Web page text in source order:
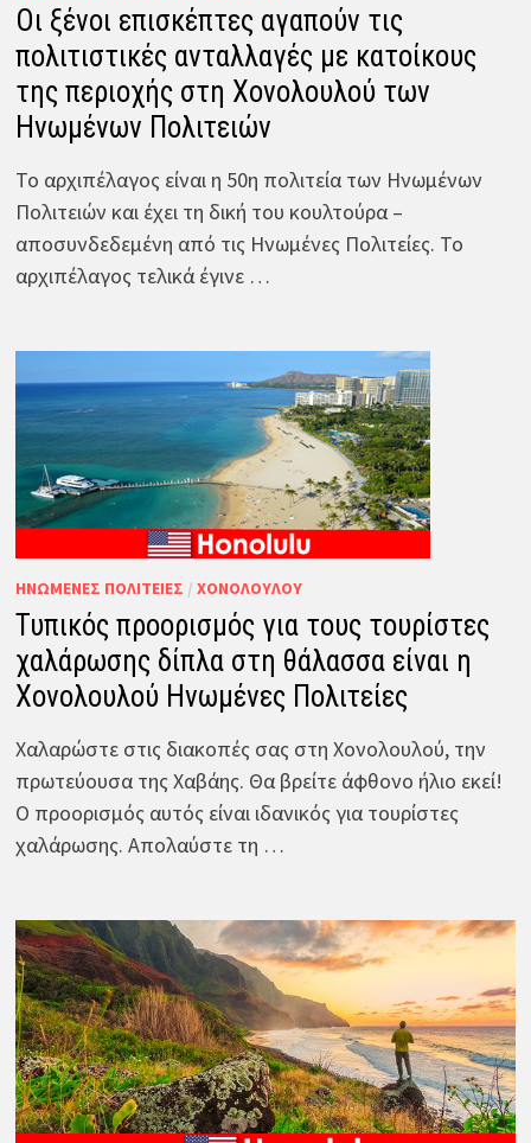
Οι ξένοι επισκέπτες αγαπούν τις
πολιτιστικές ανταλλαγές με κατοίκους
της περιοχής στη Χονολουλού των
Ηνωμένων Πολιτειών
Το αρχιπέλαγος είναι η 50η πολιτεία των Ηνωμένων
Πολιτειών και έχει τη δική του κουλτούρα –
αποσυνδεδεμένη από τις Ηνωμένες Πολιτείες. Το
αρχιπέλαγος τελικά έγινε …
ΗΝΩΜΈΝΕΣ ΠΟΛΙΤΕΊΕΣ / ΧΟΝΟΛΟΎΛΟΥ
Τυπικός προορισμός για τους τουρίστες
χαλάρωσης δίπλα στη θάλασσα είναι η
Χονολουλού Ηνωμένες Πολιτείες
Χαλαρώστε στις διακοπές σας στη Χονολουλού, την
πρωτεύουσα της Χαβάης. Θα βρείτε άφθονο ήλιο εκεί!
Ο προορισμός αυτός είναι ιδανικός για τουρίστες
χαλάρωσης. Απολαύστε τη …